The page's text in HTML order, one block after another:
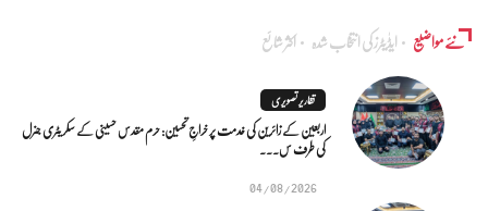
نئے مواضیع ایڈٰیٹرز کی انتخاب شدہ اکثر شائع
تقاریر تصویری
اربعین کے زائرین کی خدمت پر خراجِ تحسین: حرم مقدس حسینی کے سکریٹری جنرل
کی طرف س...
04/08/2026